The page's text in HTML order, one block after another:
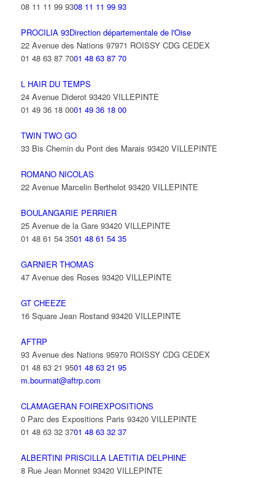
08 11 11 99 9308 11 11 99 93
PROCILIA 93Direction départementale de l'Oise
22 Avenue des Nations 97971 ROISSY CDG CEDEX
01 48 63 87 7001 48 63 87 70
L HAIR DU TEMPS
24 Avenue Diderot 93420 VILLEPINTE
01 49 36 18 0001 49 36 18 00
TWIN TWO GO
33 Bis Chemin du Pont des Marais 93420 VILLEPINTE
ROMANO NICOLAS
22 Avenue Marcelin Berthelot 93420 VILLEPINTE
BOULANGARIE PERRIER
25 Avenue de la Gare 93420 VILLEPINTE
01 48 61 54 3501 48 61 54 35
GARNIER THOMAS
47 Avenue des Roses 93420 VILLEPINTE
GT CHEEZE
16 Square Jean Rostand 93420 VILLEPINTE
AFTRP
93 Avenue des Nations 95970 ROISSY CDG CEDEX
01 48 63 21 9501 48 63 21 95
m.bourmat@aftrp.com
CLAMAGERAN FOIREXPOSITIONS
0 Parc des Expositions Paris 93420 VILLEPINTE
01 48 63 32 3701 48 63 32 37
ALBERTINI PRISCILLA LAETITIA DELPHINE
8 Rue Jean Monnet 93420 VILLEPINTE